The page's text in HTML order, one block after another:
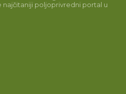
poljoprivredni portal u